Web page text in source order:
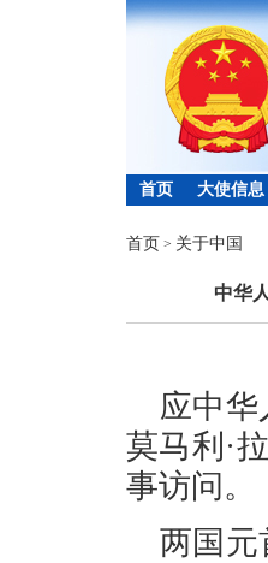
首页 大使信息
首页 > 关于中国
中华
应中
莫马利·
事访问。
两国元